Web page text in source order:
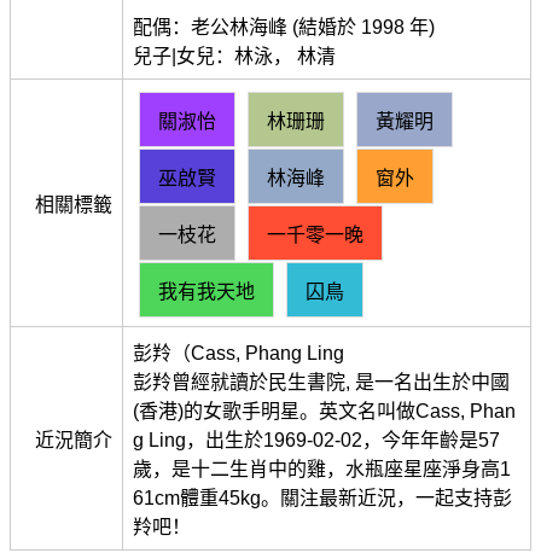
配偶：老公林海峰 (結婚於 1998 年)
兒子|女兒：林泳， 林清
相關標籤
關淑怡 林珊珊 黃耀明
巫啟賢 林海峰 窗外
一枝花 一千零一晚
我有我天地 囚鳥
近況簡介
彭羚（Cass, Phang Ling
彭羚曾經就讀於民生書院, 是一名出生於中國
(香港)的女歌手明星。英文名叫做Cass, Phan
g Ling，出生於1969-02-02，今年年齡是57
歲，是十二生肖中的雞，水瓶座星座淨身高1
61cm體重45kg。關注最新近況，一起支持彭
羚吧！